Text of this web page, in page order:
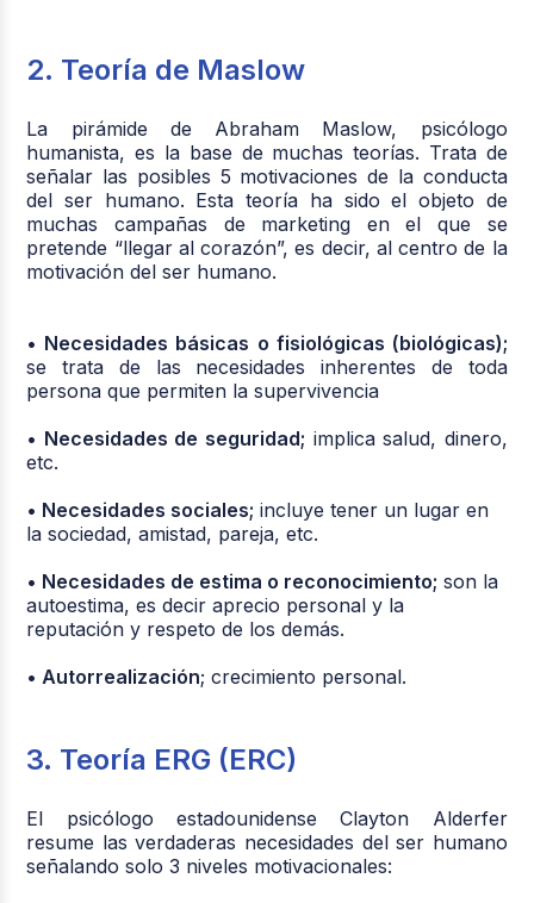
2. Teoría de Maslow
La pirámide de Abraham Maslow, psicólogo
humanista, es la base de muchas teorías. Trata de
señalar las posibles 5 motivaciones de la conducta
del ser humano. Esta teoría ha sido el objeto de
muchas campañas de marketing en el que se
pretende “llegar al corazón”, es decir, al centro de la
motivación del ser humano.
• Necesidades básicas o fisiológicas (biológicas);
se trata de las necesidades inherentes de toda
persona que permiten la supervivencia
• Necesidades de seguridad; implica salud, dinero,
etc.
• Necesidades sociales; incluye tener un lugar en
la sociedad, amistad, pareja, etc.
• Necesidades de estima o reconocimiento; son la
autoestima, es decir aprecio personal y la
reputación y respeto de los demás.
• Autorrealización; crecimiento personal.
3. Teoría ERG (ERC)
El psicólogo estadounidense Clayton Alderfer
resume las verdaderas necesidades del ser humano
señalando solo 3 niveles motivacionales: